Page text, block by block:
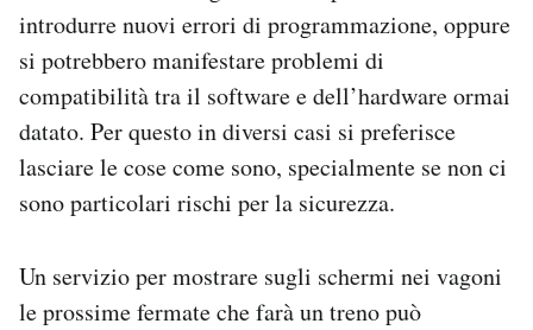
introdurre nuovi errori di programmazione, oppure
si potrebbero manifestare problemi di
compatibilità tra il software e dell’hardware ormai
datato. Per questo in diversi casi si preferisce
lasciare le cose come sono, specialmente se non ci
sono particolari rischi per la sicurezza.
Un servizio per mostrare sugli schermi nei vagoni
le prossime fermate che farà un treno può